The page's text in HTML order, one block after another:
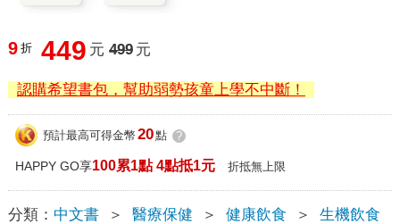
9 折 449 元 499 元
認購希望書包，幫助弱勢孩童上學不中斷！
預計最高可得金幣 20點 ?
HAPPY GO享100累1點 4點抵1元 折抵無上限
分類： 中文書 ＞ 醫療保健 ＞ 健康飲食 ＞ 生機飲食